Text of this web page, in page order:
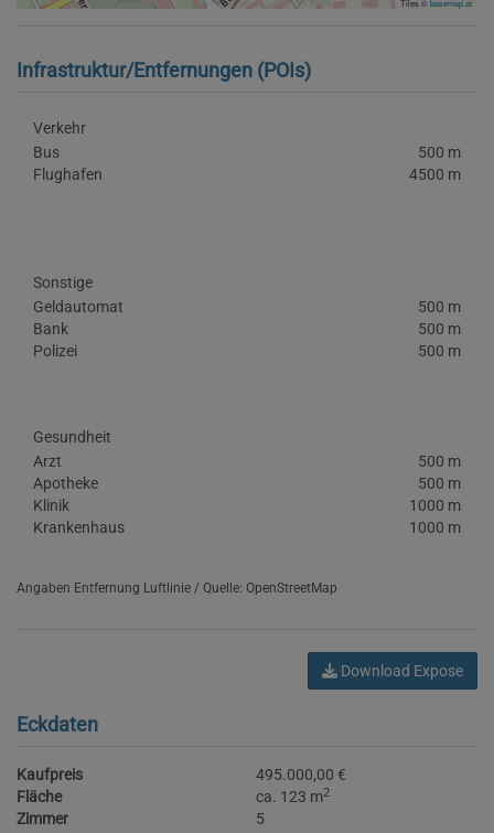
Tiles © basemap.at
Infrastruktur/Entfernungen (POIs)
Verkehr
Bus
500 m
Flughafen
4500 m
Sonstige
Geldautomat
500 m
Bank
500 m
Polizei
500 m
Gesundheit
Arzt
500 m
Apotheke
500 m
Klinik
1000 m
Krankenhaus
1000 m
Angaben Entfernung Luftlinie / Quelle: OpenStreetMap
Download Expose
Eckdaten
Kaufpreis
495.000,00 €
Fläche
ca. 123 m2
Zimmer 5